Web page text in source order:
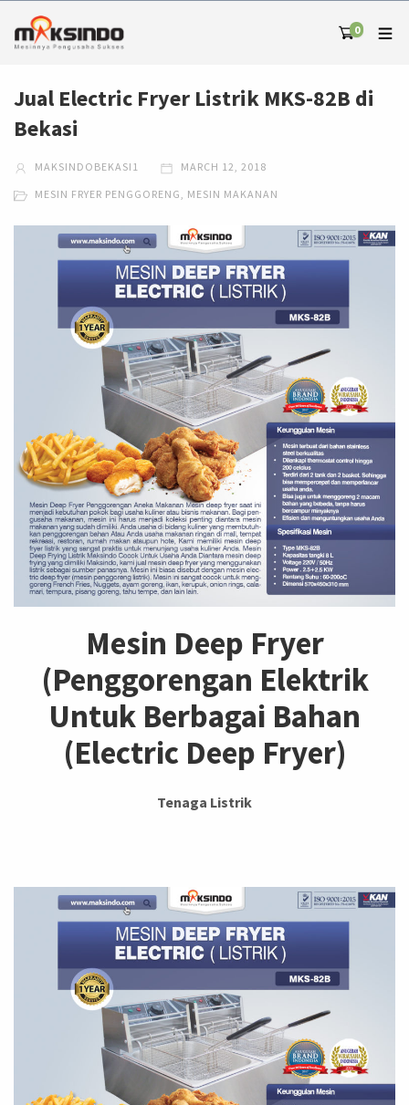
0
Jual Electric Fryer Listrik MKS-82B di
Bekasi
MAKSINDOBEKASI1 MARCH 12, 2018
MESIN FRYER PENGGORENG, MESIN MAKANAN
Mesin Deep Fryer
(Penggorengan Elektrik
Untuk Berbagai Bahan
(Electric Deep Fryer)
Tenaga Listrik